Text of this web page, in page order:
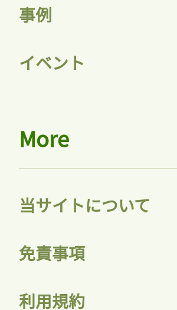
事例
イベント
More
当サイトについて
免責事項
利用規約